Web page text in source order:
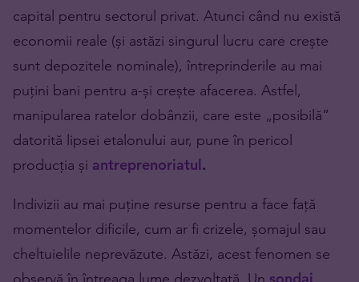
capital pentru sectorul privat. Atunci când nu există
economii reale (și astăzi singurul lucru care crește
sunt depozitele nominale), întreprinderile au mai
puțini bani pentru a-și crește afacerea. Astfel,
manipularea ratelor dobânzii, care este „posibilă”
datorită lipsei etalonului aur, pune în pericol
producția și antreprenoriatul.
Indivizii au mai puține resurse pentru a face față
momentelor dificile, cum ar fi crizele, șomajul sau
cheltuielile neprevăzute. Astăzi, acest fenomen se